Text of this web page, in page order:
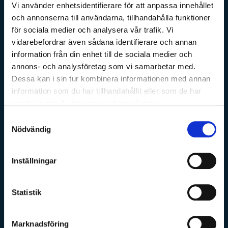
Vi använder enhetsidentifierare för att anpassa innehållet
och annonserna till användarna, tillhandahålla funktioner
för sociala medier och analysera vår trafik. Vi
vidarebefordrar även sådana identifierare och annan
information från din enhet till de sociala medier och
annons- och analysföretag som vi samarbetar med.
Dessa kan i sin tur kombinera informationen med annan
information som du har tillhandahållit eller som de har
Nödvändig
Inställningar
Statistik
Marknadsföring